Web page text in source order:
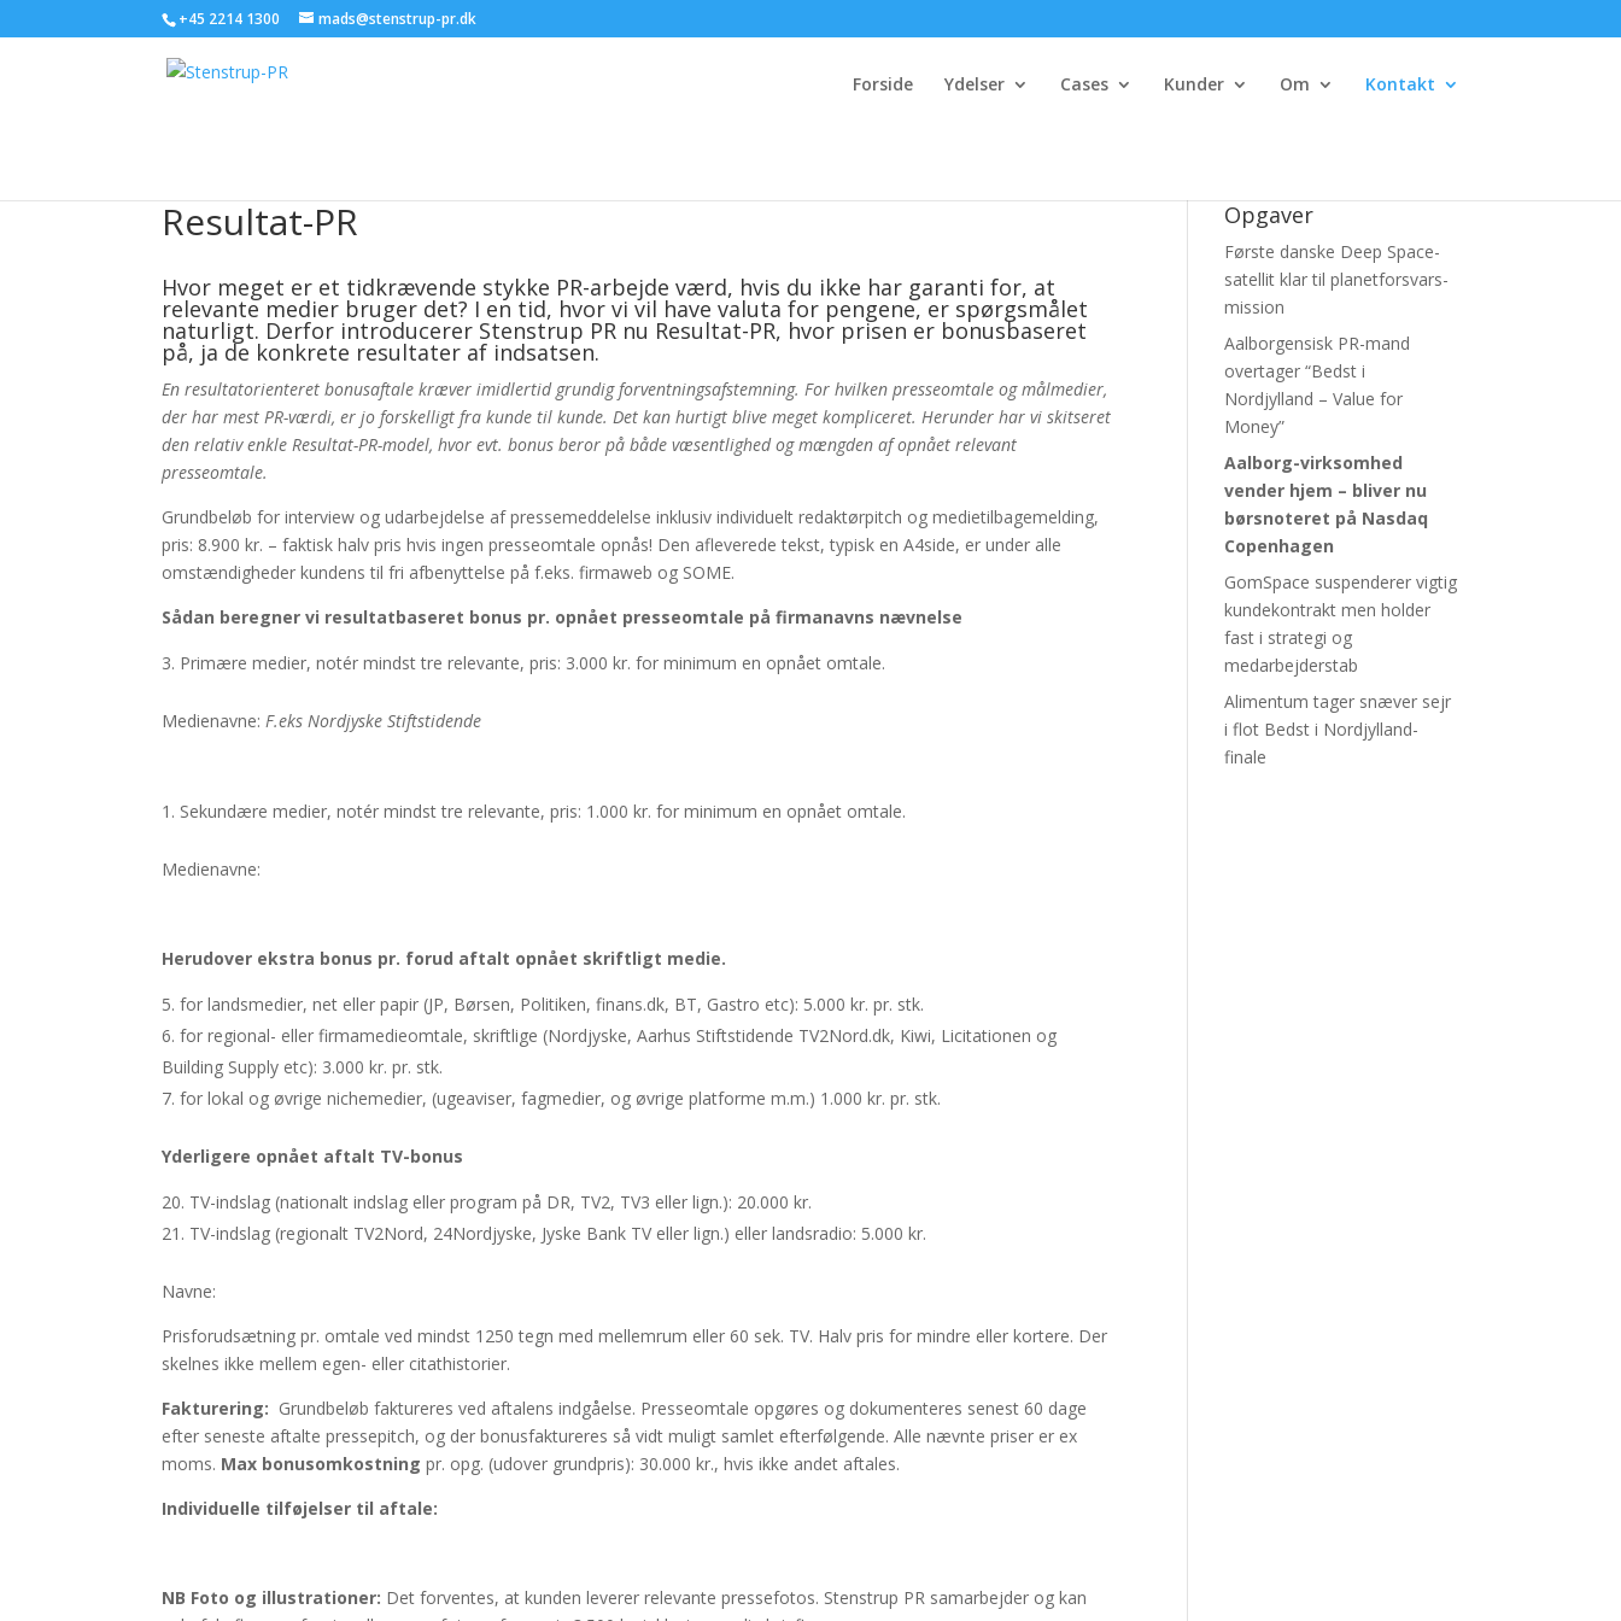
+45 2214 1300 mads@stenstrup-pr.dk
Forside Ydelser Cases Kunder Om Kontakt
Resultat-PR
Hvor meget er et tidkrævende stykke PR-arbejde værd, hvis du ikke har garanti for, at
relevante medier bruger det? I en tid, hvor vi vil have valuta for pengene, er spørgsmålet
naturligt. Derfor introducerer Stenstrup PR nu Resultat-PR, hvor prisen er bonusbaseret
på, ja de konkrete resultater af indsatsen.
En resultatorienteret bonusaftale kræver imidlertid grundig forventningsafstemning. For hvilken presseomtale og målmedier,
der har mest PR-værdi, er jo forskelligt fra kunde til kunde. Det kan hurtigt blive meget kompliceret. Herunder har vi skitseret
den relativ enkle Resultat-PR-model, hvor evt. bonus beror på både væsentlighed og mængden af opnået relevant
presseomtale.
Grundbeløb for interview og udarbejdelse af pressemeddelelse inklusiv individuelt redaktørpitch og medietilbagemelding,
pris: 8.900 kr. – faktisk halv pris hvis ingen presseomtale opnås! Den afleverede tekst, typisk en A4side, er under alle
omstændigheder kundens til fri afbenyttelse på f.eks. firmaweb og SOME.
Sådan beregner vi resultatbaseret bonus pr. opnået presseomtale på firmanavns nævnelse
Primære medier, notér mindst tre relevante, pris: 3.000 kr. for minimum en opnået omtale.
Medienavne:F.eks Nordjyske Stiftstidende
Sekundære medier, notér mindst tre relevante, pris: 1.000 kr. for minimum en opnået omtale.
Medienavne:
Herudover ekstra bonus pr. forud aftalt opnået skriftligt medie.
for landsmedier, net eller papir (JP, Børsen, Politiken, finans.dk, BT, Gastro etc): 5.000 kr. pr. stk.
for regional- eller firmamedieomtale, skriftlige (Nordjyske, Aarhus Stiftstidende TV2Nord.dk, Kiwi, Licitationen og
Building Supply etc): 3.000 kr. pr. stk.
for lokal og øvrige nichemedier, (ugeaviser, fagmedier, og øvrige platforme m.m.) 1.000 kr. pr. stk.
Yderligere opnået aftalt TV-bonus
TV-indslag (nationalt indslag eller program på DR, TV2, TV3 eller lign.): 20.000 kr.
TV-indslag (regionalt TV2Nord, 24Nordjyske, Jyske Bank TV eller lign.) eller landsradio: 5.000 kr.
Navne:
Prisforudsætning pr. omtale ved mindst 1250 tegn med mellemrum eller 60 sek. TV. Halv pris for mindre eller kortere. Der
skelnes ikke mellem egen- eller citathistorier.
Fakturering: Grundbeløb faktureres ved aftalens indgåelse. Presseomtale opgøres og dokumenteres senest 60 dage
efter seneste aftalte pressepitch, og der bonusfaktureres så vidt muligt samlet efterfølgende. Alle nævnte priser er ex
moms. Max bonusomkostning pr. opg. (udover grundpris): 30.000 kr., hvis ikke andet aftales.
Individuelle tilføjelser til aftale:
NB Foto og illustrationer: Det forventes, at kunden leverer relevante pressefotos. Stenstrup PR samarbejder og kan
Opgaver
Første danske Deep Space-
satellit klar til planetforsvars-
mission
Aalborgensisk PR-mand
overtager “Bedst i
Nordjylland – Value for
Money”
Aalborg-virksomhed
vender hjem – bliver nu
børsnoteret på Nasdaq
Copenhagen
GomSpace suspenderer vigtig
kundekontrakt men holder
fast i strategi og
medarbejderstab
Alimentum tager snæver sejr
i flot Bedst i Nordjylland-
finale